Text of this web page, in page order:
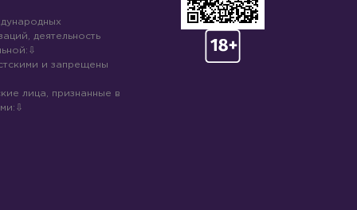
деятельность
и запрещены
лица, признанные в